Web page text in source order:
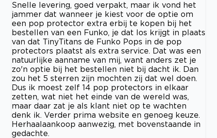
Snelle levering, goed verpakt, maar ik vond het
jammer dat wanneer je kiest voor de optie om
een pop protector extra erbij te kopen bij het
bestellen van een Funko, je dat los krijgt in plaats
van dat TinyTitans de Funko Pops in de pop
protectors plaatst als extra service. Dat was een
natuurlijke aanname van mij, want anders zet je
zo'n optie bij het bestellen niet bij dacht ik. Dan
zou het 5 sterren zijn mochten zij dat wel doen.
Dus ik moest zelf 14 pop protectors in elkaar
zetten, wat niet het einde van de wereld was,
maar daar zat je als klant niet op te wachten
denk ik. Verder prima website en genoeg keuze.
Herhaalaankoop aanwezig, met bovenstaande in
gedachte.